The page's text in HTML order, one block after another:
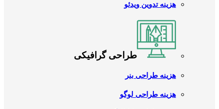
هزینه تدوین ویدئو
طراحی گرافیکی
هزینه طراحی بنر
هزینه طراحی لوگو